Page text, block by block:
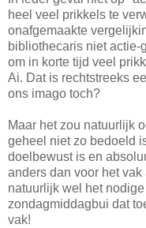
heel veel prikkels te
onafgemaakte
bibliothecaris niet actie-
om in korte tijd veel
Ai. Dat is rechtstreeks
ons imago toch?
Maar het zou natuurlijk
geheel niet zo bedoeld
doelbewust is en
anders dan voor het
natuurlijk wel het
zondagmiddagbui dat
vak!